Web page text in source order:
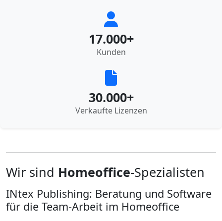
17.000+
Kunden
30.000+
Verkaufte Lizenzen
Wir sind Homeoffice-Spezialisten
INtex Publishing: Beratung und Software
für die Team-Arbeit im Homeoffice